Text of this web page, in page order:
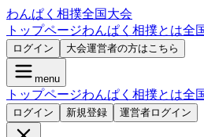
わんぱく相撲全国大会
トップページわんぱく相撲とは全
ログイン 大会運営者の方はこちら
menu
トップページわんぱく相撲とは全
ログイン 新規登録 運営者ログイン